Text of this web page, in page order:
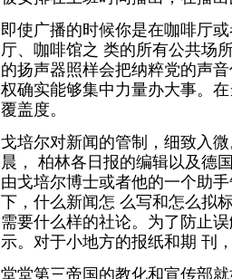
即使广播的时候你是在咖啡厅
厅、咖啡馆之 类的所有公共场
的扬声器照样会把纳粹党的声
权确实能够集中力量办大事。
覆盖度。
戈培尔对新闻的管制，细致入
晨， 柏林各日报的编辑以及德
由戈培尔博士或者他的一个助
下，什么新闻怎 么写和怎么拟
需要什么样的社论。为了防止
示。对于小地方的报纸和期 刊
堂堂第三帝国的教化和宣传部